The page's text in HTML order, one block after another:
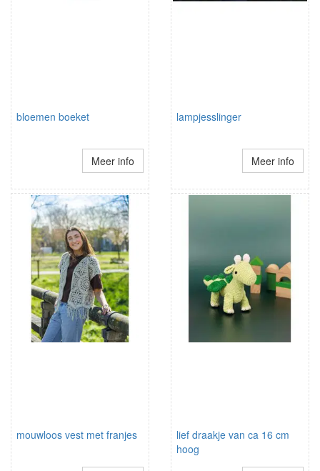
bloemen boeket
Meer info
lampjesslinger
Meer info
mouwloos vest met franjes
lief draakje van ca 16 cm
hoog